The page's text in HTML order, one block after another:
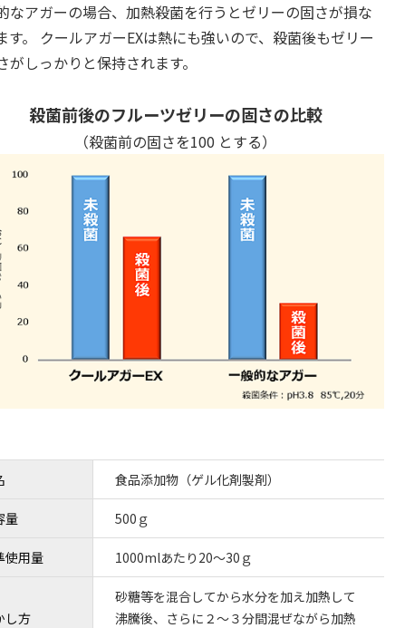
なアガーの場合、加熱殺菌を行うとゼリーの固さが損な
す。 クールアガーEXは熱にも強いので、殺菌後もゼリー
がしっかりと保持されます。
殺菌前後のフルーツゼリーの固さの比較
（殺菌前の固さを100 とする）
食品添加物（ゲル化剤製剤）
量 500ｇ
使用量 1000mlあたり20～30ｇ
し方
砂糖等を混合してから水分を加え加熱して
沸騰後、さらに２～３分間混ぜながら加熱